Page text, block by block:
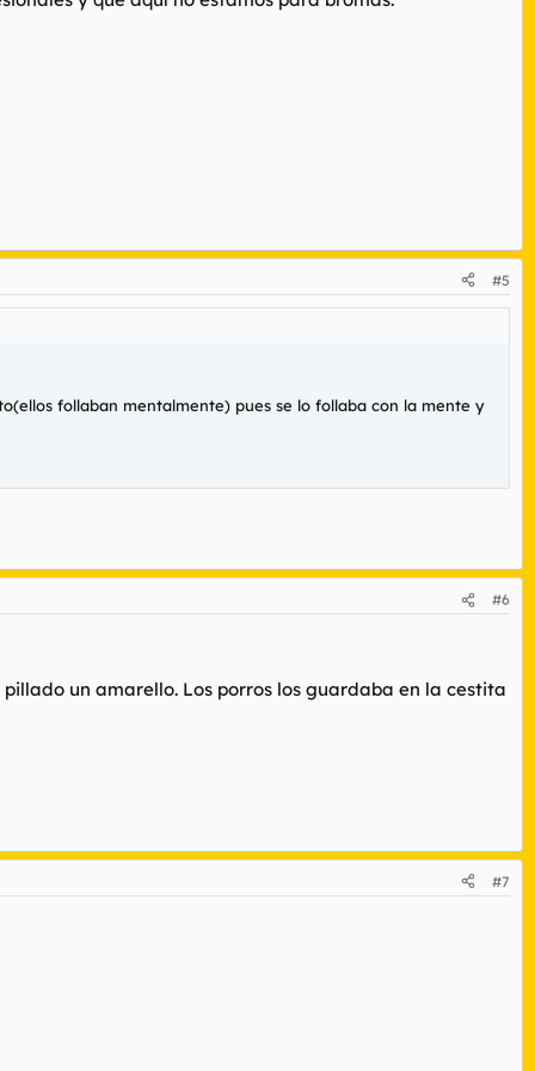
#5
follaban mentalmente) pues se lo follaba con la mente y
#6
un amarello. Los porros los guardaba en la cestita
#7